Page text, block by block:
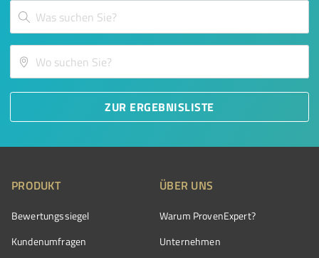
ZUR ERGEBNISLISTE
PRODUKT
Bewertungssiegel
Kundenumfragen
ÜBER UNS
Warum ProvenExpert?
Unternehmen